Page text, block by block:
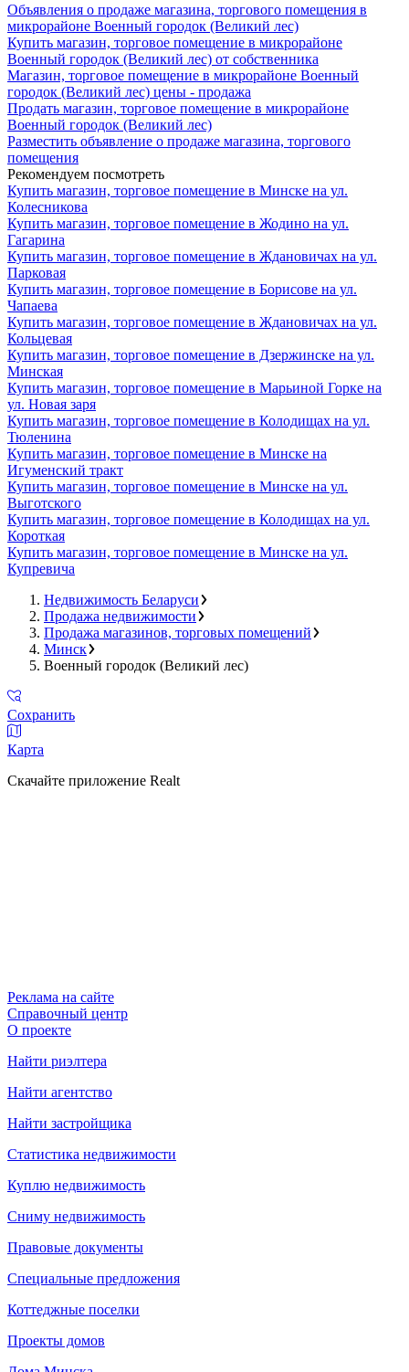
Объявления о продаже магазина, торгового помещения в
микрорайоне Военный городок (Великий лес)
Купить магазин, торговое помещение в микрорайоне
Военный городок (Великий лес) от собственника
Магазин, торговое помещение в микрорайоне Военный
городок (Великий лес) цены - продажа
Продать магазин, торговое помещение в микрорайоне
Военный городок (Великий лес)
Разместить объявление о продаже магазина, торгового
помещения
Рекомендуем посмотреть
Купить магазин, торговое помещение в Минске на ул.
Колесникова
Купить магазин, торговое помещение в Жодино на ул.
Гагарина
Купить магазин, торговое помещение в Ждановичах на ул.
Парковая
Купить магазин, торговое помещение в Борисове на ул.
Чапаева
Купить магазин, торговое помещение в Ждановичах на ул.
Кольцевая
Купить магазин, торговое помещение в Дзержинске на ул.
Минская
Купить магазин, торговое помещение в Марьиной Горке на
ул. Новая заря
Купить магазин, торговое помещение в Колодищах на ул.
Тюленина
Купить магазин, торговое помещение в Минске на
Игуменский тракт
Купить магазин, торговое помещение в Минске на ул.
Выготского
Купить магазин, торговое помещение в Колодищах на ул.
Короткая
Купить магазин, торговое помещение в Минске на ул.
Купревича
Недвижимость Беларуси
Продажа недвижимости
Продажа магазинов, торговых помещений
Минск
Военный городок (Великий лес)
Сохранить
Карта
Скачайте приложение Realt
Реклама на сайте
Справочный центр
О проекте
Найти риэлтера
Найти агентство
Найти застройщика
Статистика недвижимости
Куплю недвижимость
Сниму недвижимость
Правовые документы
Специальные предложения
Коттеджные поселки
Проекты домов